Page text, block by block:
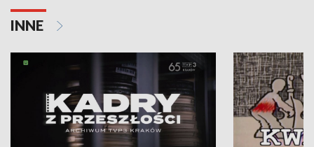
INNE